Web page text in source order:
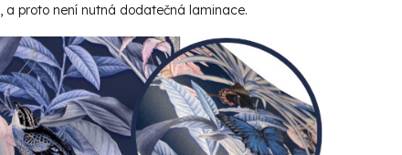
, a proto není nutná dodatečná laminace.